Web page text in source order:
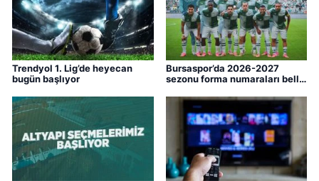
Trendyol 1. Lig’de heyecan
bugün başlıyor
Bursaspor’da 2026-2027
sezonu forma numaraları belli